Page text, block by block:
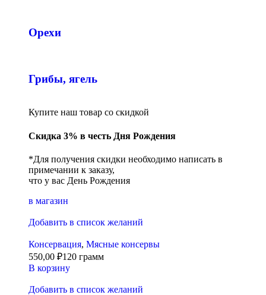
Орехи
Грибы, ягель
Купите наш товар со скидкой
Скидка 3% в честь Дня Рождения
*Для получения скидки необходимо написать в
примечании к заказу,
что у вас День Рождения
в магазин
Добавить в список желаний
Консервация, Мясные консервы
550,00 ₽120 грамм
В корзину
Добавить в список желаний